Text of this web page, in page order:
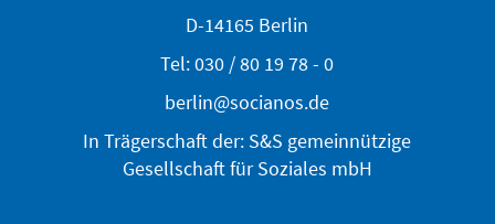
D-14165 Berlin
Tel: 030 / 80 19 78 - 0
berlin@socianos.de
In Trägerschaft der: S&S gemeinnützige
Gesellschaft für Soziales mbH